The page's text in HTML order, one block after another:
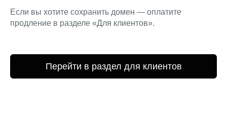
Если вы хотите сохранить домен — оплатите
продление в разделе «Для клиентов».
Перейти в раздел для клиентов